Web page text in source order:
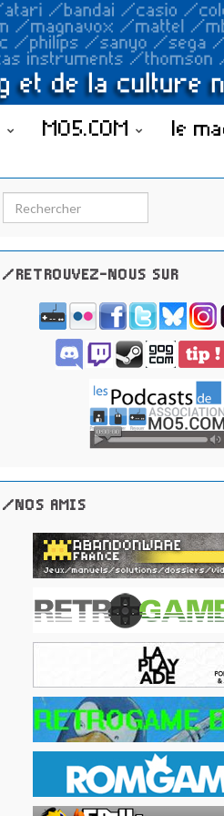
MO5.COM le
Search for:
/RETROUVEZ-NOUS SUR
/NOS AMIS